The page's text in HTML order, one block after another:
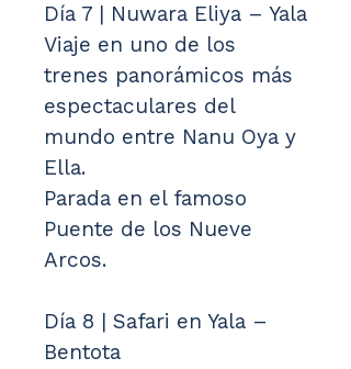
Día 7 | Nuwara Eliya – Yala
Viaje en uno de los
trenes panorámicos más
espectaculares del
mundo entre Nanu Oya y
Ella.
Parada en el famoso
Puente de los Nueve
Arcos.
Día 8 | Safari en Yala –
Bentota